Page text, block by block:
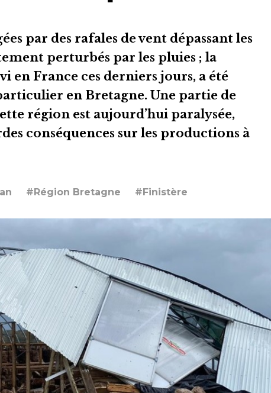
par des rafales de vent dépassant les
perturbés par les pluies ; la
en France ces derniers jours, a été
en Bretagne. Une partie de
région est aujourd’hui paralysée,
conséquences sur les productions à
#Région Bretagne #Finistère